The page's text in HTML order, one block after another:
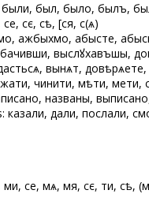
были, был, было, былъ,
се, сє, сѣ, [ся, с(ѧ)
ажбыхмо, абысте,
выслꙋхавъшы,
вынѧт,
чинити, мѣти, мети,
названы,
казали, дали, послали,
ми, се, мѧ, мя, сє, ти, сѣ,